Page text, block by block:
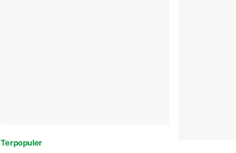
Terpopuler